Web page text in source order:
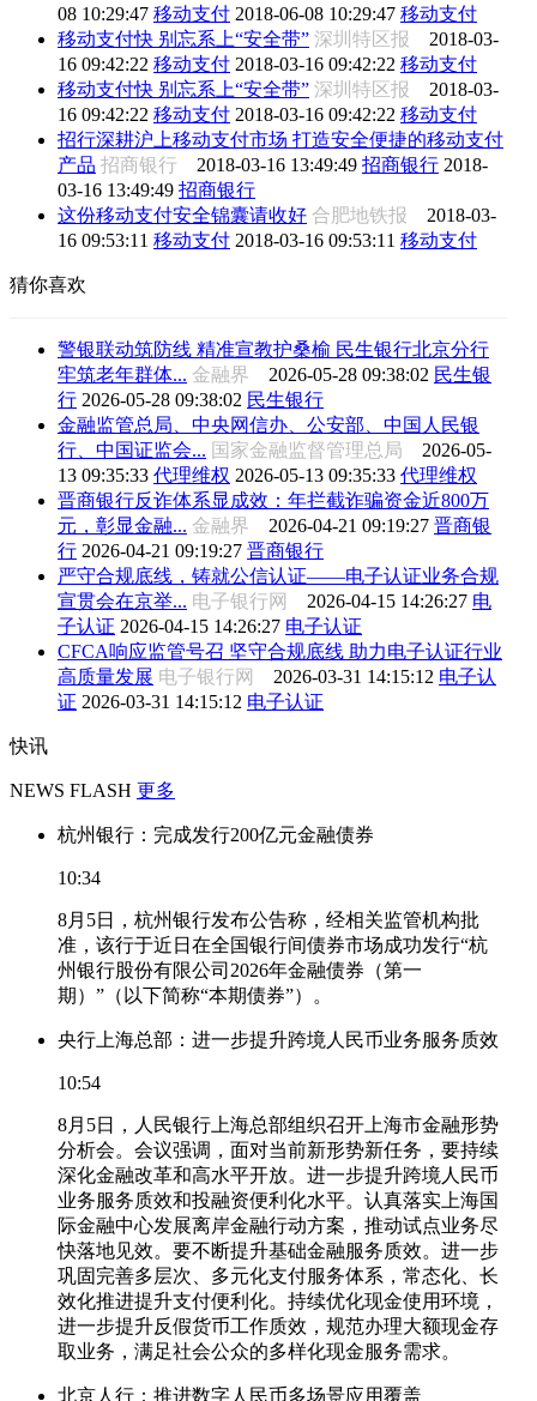
08 10:29:47 移动支付 2018-06-08 10:29:47 移动支付
移动支付快 别忘系上“安全带” 深圳特区报 2018-03-
16 09:42:22 移动支付 2018-03-16 09:42:22 移动支付
移动支付快 别忘系上“安全带” 深圳特区报 2018-03-
16 09:42:22 移动支付 2018-03-16 09:42:22 移动支付
招行深耕沪上移动支付市场 打造安全便捷的移动支付
产品 招商银行 2018-03-16 13:49:49 招商银行 2018-
03-16 13:49:49 招商银行
这份移动支付安全锦囊请收好 合肥地铁报 2018-03-
16 09:53:11 移动支付 2018-03-16 09:53:11 移动支付
猜你喜欢
警银联动筑防线 精准宣教护桑榆 民生银行北京分行
牢筑老年群体... 金融界 2026-05-28 09:38:02 民生银
行 2026-05-28 09:38:02 民生银行
金融监管总局、中央网信办、公安部、中国人民银
行、中国证监会... 国家金融监督管理总局 2026-05-
13 09:35:33 代理维权 2026-05-13 09:35:33 代理维权
晋商银行反诈体系显成效：年拦截诈骗资金近800万
元，彰显金融... 金融界 2026-04-21 09:19:27 晋商银
行 2026-04-21 09:19:27 晋商银行
严守合规底线，铸就公信认证——电子认证业务合规
宣贯会在京举... 电子银行网 2026-04-15 14:26:27 电
子认证 2026-04-15 14:26:27 电子认证
CFCA响应监管号召 坚守合规底线 助力电子认证行业
高质量发展 电子银行网 2026-03-31 14:15:12 电子认
证 2026-03-31 14:15:12 电子认证
快讯
NEWS FLASH 更多
杭州银行：完成发行200亿元金融债券
10:34
8月5日，杭州银行发布公告称，经相关监管机构批
准，该行于近日在全国银行间债券市场成功发行“杭
州银行股份有限公司2026年金融债券（第一
期）”（以下简称“本期债券”）。
央行上海总部：进一步提升跨境人民币业务服务质效
10:54
8月5日，人民银行上海总部组织召开上海市金融形势
分析会。会议强调，面对当前新形势新任务，要持续
深化金融改革和高水平开放。进一步提升跨境人民币
业务服务质效和投融资便利化水平。认真落实上海国
际金融中心发展离岸金融行动方案，推动试点业务尽
快落地见效。要不断提升基础金融服务质效。进一步
巩固完善多层次、多元化支付服务体系，常态化、长
效化推进提升支付便利化。持续优化现金使用环境，
进一步提升反假货币工作质效，规范办理大额现金存
取业务，满足社会公众的多样化现金服务需求。
北京人行：推进数字人民币多场景应用覆盖